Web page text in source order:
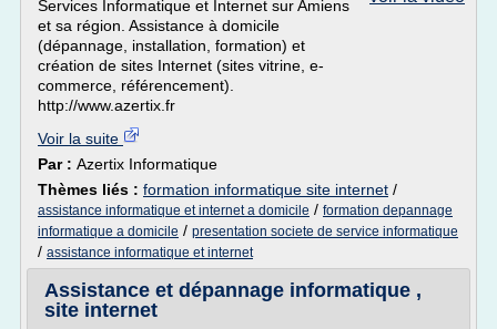
Services Informatique et Internet sur Amiens
et sa région. Assistance à domicile
(dépannage, installation, formation) et
création de sites Internet (sites vitrine, e-
commerce, référencement).
http://www.azertix.fr
Voir la suite
Par : Azertix Informatique
Thèmes liés : formation informatique site internet /
assistance informatique et internet a domicile / formation depannage
informatique a domicile / presentation societe de service informatique
/ assistance informatique et internet
Assistance et dépannage informatique ,
site internet